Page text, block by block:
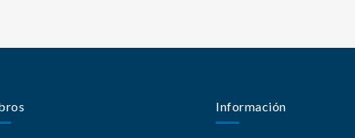
Información